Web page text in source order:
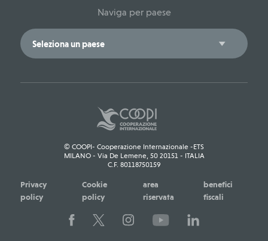
Naviga per paese
© COOPI- Cooperazione Internazionale -ETS
MILANO - Via De Lemene, 50 20151 - ITALIA
C.F. 80118750159
Privacy
policy
Cookie
policy
area
riservata
benefici
fiscali